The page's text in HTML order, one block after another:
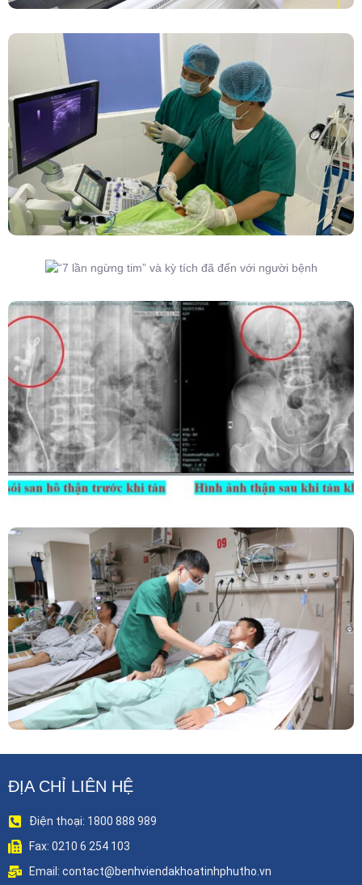
Đốt Sóng Cao Tần Dưới Siêu Âm, Điều Trị U
Lành Tuyến Giáp Không Cần Phẫu Thuật
Người Bệnh
Kết Hợp Tán Sỏi Qua Da Và Tán Sỏi Nội Soi
Ống Mềm – Kỹ Thuật Cao Loại Bỏ Triệt Để Sỏi
San Hô Thận
Phẫu Thuật Nội Soi Thay Van Tim – Bước Tiến
Vững Chắc Của Khoa Phẫu Thuật Tim Mạch
Lồng Ngực BVĐK Tỉnh Phú Thọ
ĐỊA CHỈ LIÊN HỆ
Điện thoại: 1800 888 989
Fax: 0210 6 254 103
Email: contact@benhviendakhoatinhphutho.vn